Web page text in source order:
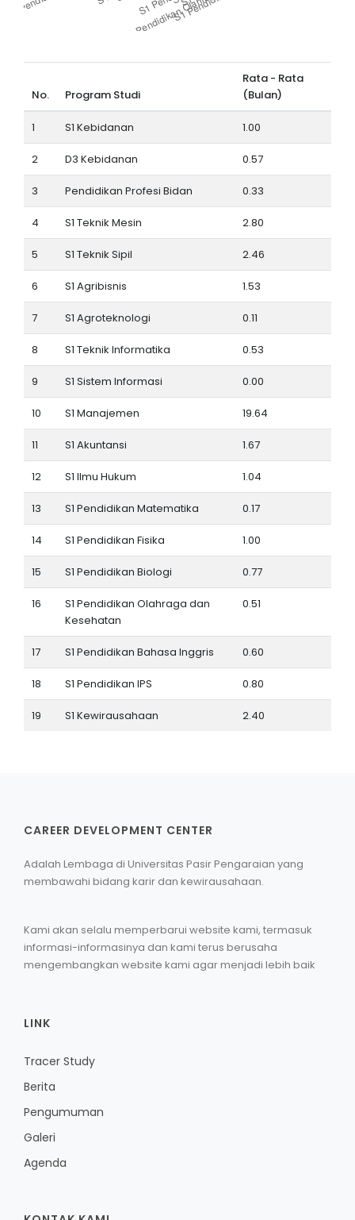
No. Program Studi
Rata - Rata
(Bulan)
1 S1 Kebidanan 1.00
2 D3 Kebidanan 0.57
3 Pendidikan Profesi Bidan 0.33
4 S1 Teknik Mesin 2.80
5 S1 Teknik Sipil 2.46
6 S1 Agribisnis 1.53
7 S1 Agroteknologi 0.11
8 S1 Teknik Informatika 0.53
9 S1 Sistem Informasi 0.00
10 S1 Manajemen 19.64
11 S1 Akuntansi 1.67
12 S1 Ilmu Hukum 1.04
13 S1 Pendidikan Matematika 0.17
14 S1 Pendidikan Fisika 1.00
15 S1 Pendidikan Biologi 0.77
16
S1 Pendidikan Olahraga dan
Kesehatan
0.51
17 S1 Pendidikan Bahasa Inggris 0.60
18 S1 Pendidikan IPS 0.80
19 S1 Kewirausahaan 2.40
CAREER DEVELOPMENT CENTER
Adalah Lembaga di Universitas Pasir Pengaraian yang
membawahi bidang karir dan kewirausahaan.
Kami akan selalu memperbarui website kami, termasuk
informasi-informasinya dan kami terus berusaha
mengembangkan website kami agar menjadi lebih baik
LINK
Tracer Study
Berita
Pengumuman
Galeri
Agenda